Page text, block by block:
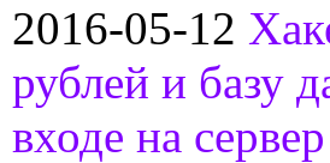
2016-05-12
рублей и базу
входе на сервер